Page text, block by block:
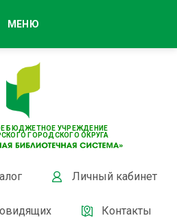
БЮДЖЕТНОЕ УЧРЕЖДЕНИЕ
ГОРОДСКОГО ОКРУГА
Личный кабинет
Контакты
МЕНЮ